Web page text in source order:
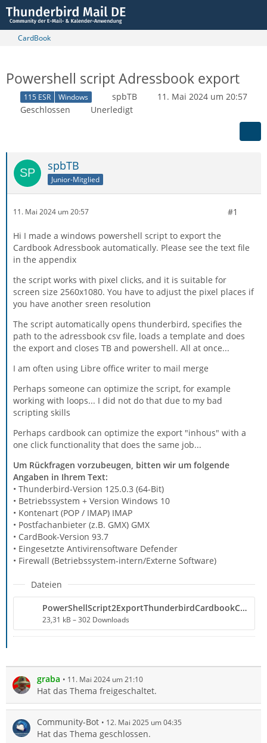
CardBook
Powershell script Adressbook export
115 ESR Windows spbTB
11. Mai 2024 um 20:57
Geschlossen
Unerledigt
spbTB
Junior-Mitglied
11. Mai 2024 um 20:57 #1
Hi I made a windows powershell script to export the
Cardbook Adressbook automatically. Please see the text file
in the appendix
the script works with pixel clicks, and it is suitable for
screen size 2560x1080. You have to adjust the pixel places if
you have another sreen resolution
The script automatically opens thunderbird, specifies the
path to the adressbook csv file, loads a template and does
the export and closes TB and powershell. All at once...
I am often using Libre office writer to mail merge
Perhaps someone can optimize the script, for example
working with loops... I did not do that due to my bad
scripting skills
Perhaps cardbook can optimize the export "inhous" with a
one click functionality that does the same job...
Um Rückfragen vorzubeugen, bitten wir um folgende
Angaben in Ihrem Text:
• Thunderbird-Version 125.0.3 (64-Bit)
• Betriebssystem + Version Windows 10
• Kontenart (POP / IMAP) IMAP
• Postfachanbieter (z.B. GMX) GMX
• CardBook-Version 93.7
• Eingesetzte Antivirensoftware Defender
• Firewall (Betriebssystem-intern/Externe Software)
Dateien
PowerShellScript2ExportThunderbirdCardbookContactsAsCSV.txt
23,31 kB – 302 Downloads
graba 11. Mai 2024 um 21:10
Hat das Thema freigeschaltet.
Community-Bot 12. Mai 2025 um 04:35
Hat das Thema geschlossen.